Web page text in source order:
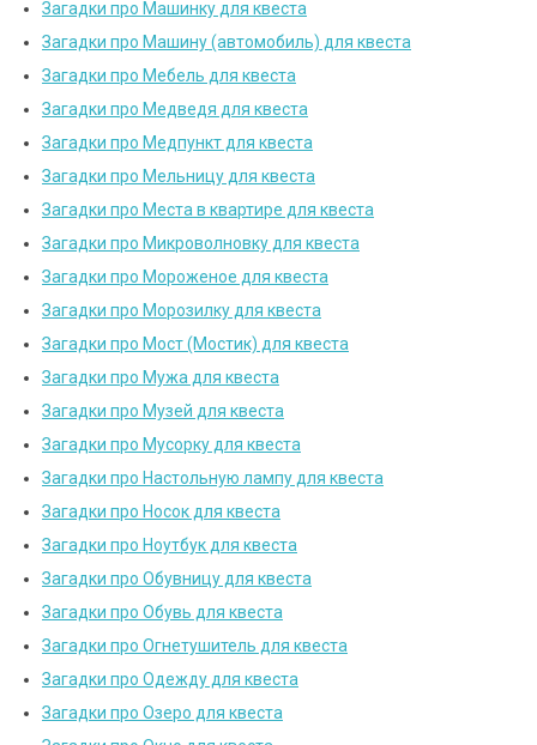
Загадки про Машинку для квеста
Загадки про Машину (автомобиль) для квеста
Загадки про Мебель для квеста
Загадки про Медведя для квеста
Загадки про Медпункт для квеста
Загадки про Мельницу для квеста
Загадки про Места в квартире для квеста
Загадки про Микроволновку для квеста
Загадки про Мороженое для квеста
Загадки про Морозилку для квеста
Загадки про Мост (Мостик) для квеста
Загадки про Мужа для квеста
Загадки про Музей для квеста
Загадки про Мусорку для квеста
Загадки про Настольную лампу для квеста
Загадки про Носок для квеста
Загадки про Ноутбук для квеста
Загадки про Обувницу для квеста
Загадки про Обувь для квеста
Загадки про Огнетушитель для квеста
Загадки про Одежду для квеста
Загадки про Озеро для квеста